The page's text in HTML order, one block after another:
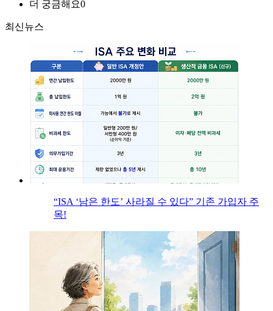
더 궁금해요0
최신뉴스
“ISA ‘남은 한도’ 사라질 수 있다” 기존 가입자 주
목!